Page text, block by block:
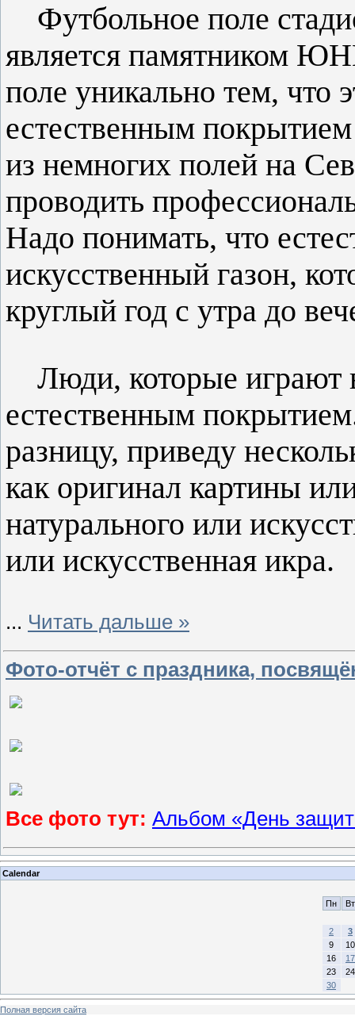
Футбольное поле
является памятником
поле уникально тем, что
естественным
из немногих полей на
проводить
Надо понимать, что
искусственный газон,
круглый год с утра до
Люди, которые играют
естественным
разницу, приведу
как оригинал картины
натурального или
или искусственная икра.
... Читать дальше »
Фото-отчёт с праздника,
Все фото тут: Альбом «День
Calendar
Пн Вт
2
3
9
10
16
17
23
24
30
Полная версия сайта